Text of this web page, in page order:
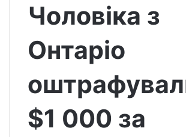
Чоловіка з
Онтаріо
$1 000 за